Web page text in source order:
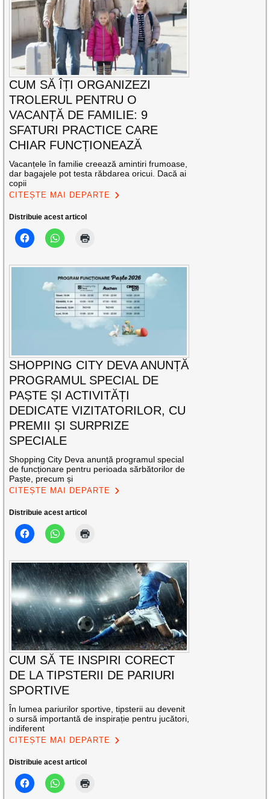
CUM SĂ ÎȚI ORGANIZEZI
TROLERUL PENTRU O
VACANȚĂ DE FAMILIE: 9
SFATURI PRACTICE CARE
CHIAR FUNCȚIONEAZĂ
Vacanțele în familie creează amintiri frumoase,
dar bagajele pot testa răbdarea oricui. Dacă ai
copii
CITEȘTE MAI DEPARTE
Distribuie acest articol
SHOPPING CITY DEVA ANUNȚĂ
PROGRAMUL SPECIAL DE
PAȘTE ȘI ACTIVITĂȚI
DEDICATE VIZITATORILOR, CU
PREMII ȘI SURPRIZE
SPECIALE
Shopping City Deva anunță programul special
de funcționare pentru perioada sărbătorilor de
Paște, precum și
CITEȘTE MAI DEPARTE
Distribuie acest articol
CUM SĂ TE INSPIRI CORECT
DE LA TIPSTERII DE PARIURI
SPORTIVE
În lumea pariurilor sportive, tipsterii au devenit
o sursă importantă de inspirație pentru jucători,
indiferent
CITEȘTE MAI DEPARTE
Distribuie acest articol